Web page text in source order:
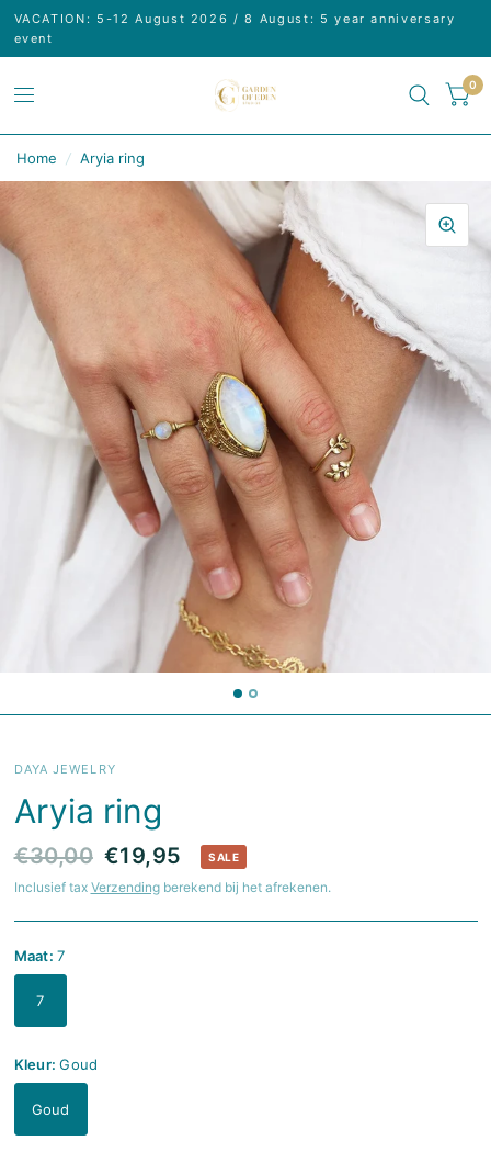
VACATION: 5-12 August 2026 / 8 August: 5 year anniversary
event
0
Home / Aryia ring
DAYA JEWELRY
Aryia ring
€30,00 €19,95 SALE
Inclusief tax Verzendingberekend bij het afrekenen.
Maat:7
7
Kleur:Goud
Goud